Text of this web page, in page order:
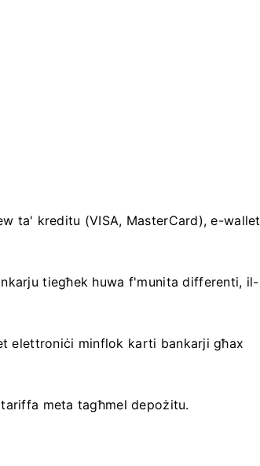
ta' kreditu (VISA, MasterCard), e-wallet
tiegħek huwa f'munita differenti, il-
elettroniċi minflok karti bankarji għax
meta tagħmel depożitu.